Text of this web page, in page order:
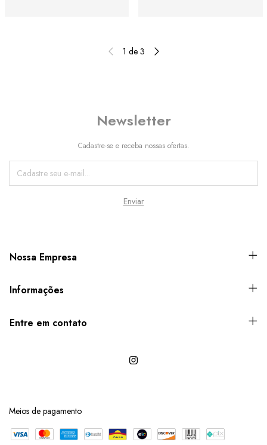
1 de 3
Newsletter
Cadastre-se e receba nossas ofertas.
Nossa Empresa
Informações
Entre em contato
Meios de pagamento